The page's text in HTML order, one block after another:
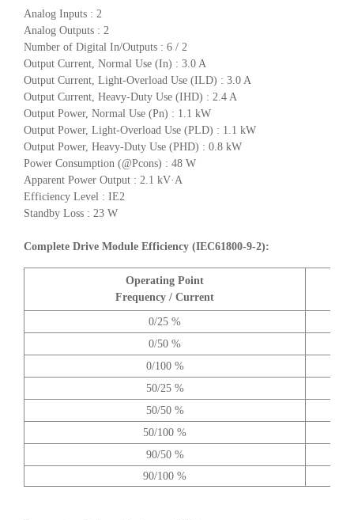
Analog Inputs : 2
Analog Outputs : 2
Number of Digital In/Outputs : 6 / 2
Output Current, Normal Use (In) : 3.0 A
Output Current, Light-Overload Use (ILD) : 3.0 A
Output Current, Heavy-Duty Use (IHD) : 2.4 A
Output Power, Normal Use (Pn) : 1.1 kW
Output Power, Light-Overload Use (PLD) : 1.1 kW
Output Power, Heavy-Duty Use (PHD) : 0.8 kW
Power Consumption (@Pcons) : 48 W
Apparent Power Output : 2.1 kV·A
Efficiency Level : IE2
Standby Loss : 23 W
Complete Drive Module Efficiency (IEC61800-9-2):
Operating Point
Frequency / Current
0/25 %
0/50 %
0/100 %
50/25 %
50/50 %
50/100 %
90/50 %
90/100 %